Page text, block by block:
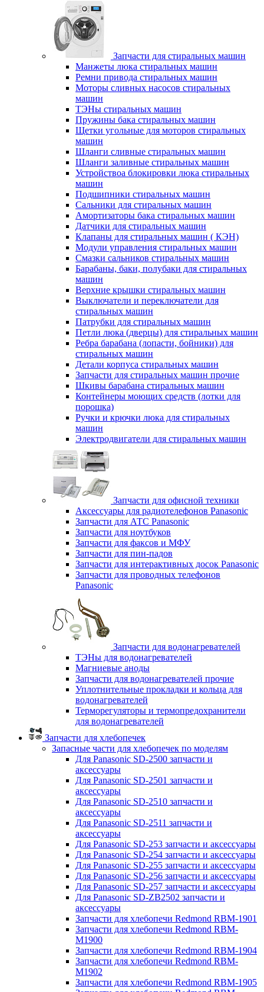
Запчасти для стиральных машин
Манжеты люка стиральных машин
Ремни привода стиральных машин
Моторы сливных насосов стиральных
машин
ТЭНы стиральных машин
Пружины бака стиральных машин
Щетки угольные для моторов стиральных
машин
Шланги сливные стиральных машин
Шланги заливные стиральных машин
Устройствоа блокировки люка стиральных
машин
Подшипники стиральных машин
Сальники для стиральных машин
Амортизаторы бака стиральных машин
Датчики для стиральных машин
Клапаны для стиральных машин ( КЭН)
Модули управления стиральных машин
Смазки сальников стиральных машин
Барабаны, баки, полубаки для стиральных
машин
Верхние крышки стиральных машин
Выключатели и переключатели для
стиральных машин
Патрубки для стиральных машин
Петли люка (дверцы) для стиральных машин
Ребра барабана (лопасти, бойники) для
стиральных машин
Детали корпуса стиральных машин
Запчасти для стиральных машин прочие
Шкивы барабана стиральных машин
Контейнеры моющих средств (лотки для
порошка)
Ручки и крючки люка для стиральных
машин
Электродвигатели для стиральных машин
Запчасти для офисной техники
Аксессуары для радиотелефонов Panasonic
Запчасти для АТС Panasonic
Запчасти для ноутбуков
Запчасти для факсов и МФУ
Запчасти для пин-падов
Запчасти для интерактивных досок Panasonic
Запчасти для проводных телефонов
Panasonic
Запчасти для водонагревателей
ТЭНы для водонагревателей
Магниевые аноды
Запчасти для водонагревателей прочие
Уплотнительные прокладки и кольца для
водонагревателей
Терморегуляторы и термопредохранители
для водонагревателей
Запчасти для хлебопечек
Запасные части для хлебопечек по моделям
Для Panasonic SD-2500 запчасти и
аксессуары
Для Panasonic SD-2501 запчасти и
аксессуары
Для Panasonic SD-2510 запчасти и
аксессуары
Для Panasonic SD-2511 запчасти и
аксессуары
Для Panasonic SD-253 запчасти и аксессуары
Для Panasonic SD-254 запчасти и аксессуары
Для Panasonic SD-255 запчасти и аксессуары
Для Panasonic SD-256 запчасти и аксессуары
Для Panasonic SD-257 запчасти и аксессуары
Для Panasonic SD-ZB2502 запчасти и
аксессуары
Запчасти для хлебопечи Redmond RBM-1901
Запчасти для хлебопечи Redmond RBM-
M1900
Запчасти для хлебопечи Redmond RBM-1904
Запчасти для хлебопечи Redmond RBM-
M1902
Запчасти для хлебопечи Redmond RBM-1905